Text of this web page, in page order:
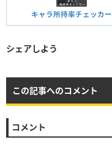
キャラ所持率チェッカー
シェアしよう
この記事へのコメント
コメント